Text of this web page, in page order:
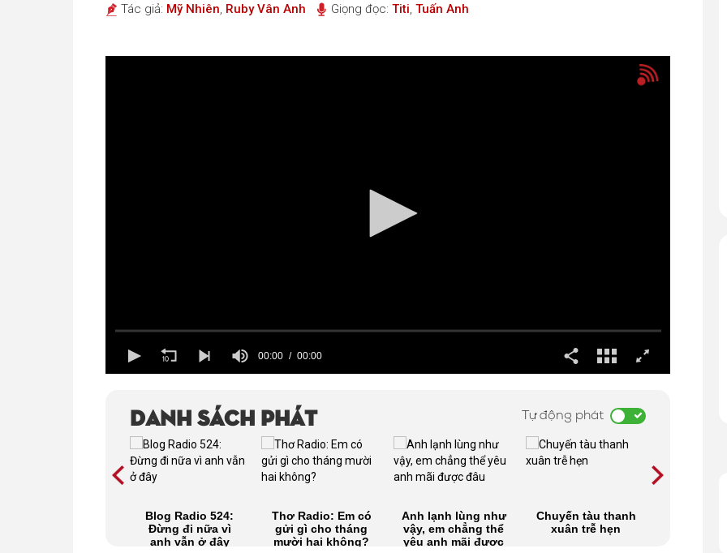
Tác giả: Mỹ Nhiên, Ruby Vân Anh Giọng đọc: Titi, Tuấn Anh
00:00 00:00
Danh sách phát Tự động phát
Blog Radio 524:
Đừng đi nữa vì
anh vẫn ở đây
Thơ Radio: Em có
gửi gì cho tháng
mười hai không?
Anh lạnh lùng như
vậy, em chẳng thể
yêu anh mãi được
Chuyến tàu thanh
xuân trễ hẹn